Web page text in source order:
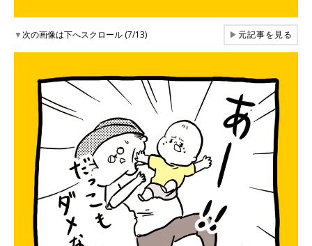
▼次の画像は下へスクロール (7/13) ▶元記事を見る